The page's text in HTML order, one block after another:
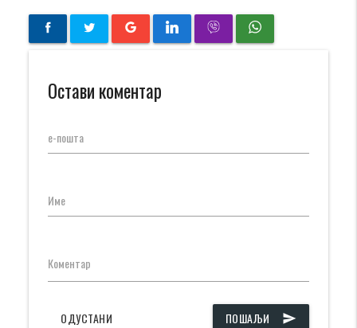
Остави коментар
е-пошта
Име
Коментар
ПОШАЉИ send
ОДУСТАНИ